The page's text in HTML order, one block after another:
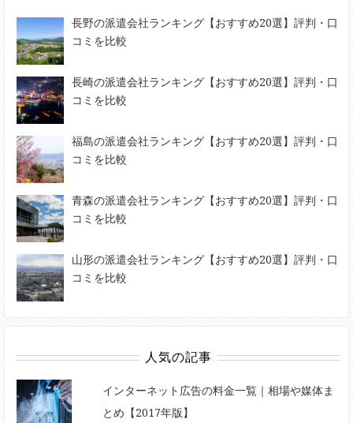
長野の派遣会社ランキング【おすすめ20選】評判・口
コミを比較
長崎の派遣会社ランキング【おすすめ20選】評判・口
コミを比較
福島の派遣会社ランキング【おすすめ20選】評判・口
コミを比較
青森の派遣会社ランキング【おすすめ20選】評判・口
コミを比較
山形の派遣会社ランキング【おすすめ20選】評判・口
コミを比較
人気の記事
インターネット広告の料金一覧｜相場や媒体ま
とめ【2017年版】